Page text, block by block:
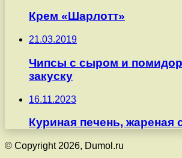
Крем «Шарлотт»
21.03.2019
Чипсы с сыром и
закуску
16.11.2023
Куриная печень, жареная
© Copyright 2026, Dumol.ru